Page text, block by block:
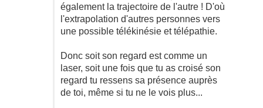
également la trajectoire de l'autre ! D'où
l'extrapolation d'autres personnes vers
une possible télékinésie et télépathie.
Donc soit son regard est comme un
laser, soit une fois que tu as croisé son
regard tu ressens sa présence auprès
de toi, même si tu ne le vois plus...